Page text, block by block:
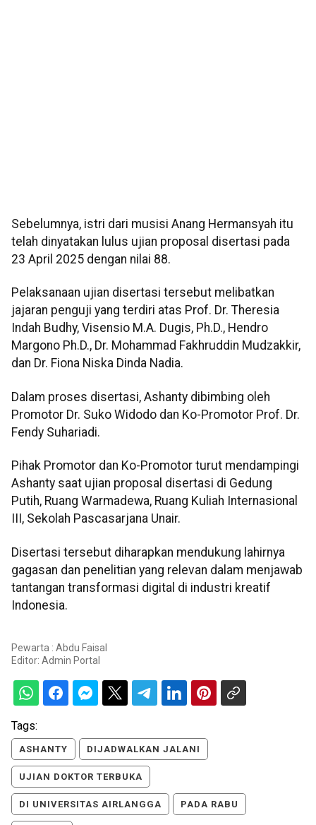
Sebelumnya, istri dari musisi Anang Hermansyah itu
telah dinyatakan lulus ujian proposal disertasi pada
23 April 2025 dengan nilai 88.
Pelaksanaan ujian disertasi tersebut melibatkan
jajaran penguji yang terdiri atas Prof. Dr. Theresia
Indah Budhy, Visensio M.A. Dugis, Ph.D., Hendro
Margono Ph.D., Dr. Mohammad Fakhruddin Mudzakkir,
dan Dr. Fiona Niska Dinda Nadia.
Dalam proses disertasi, Ashanty dibimbing oleh
Promotor Dr. Suko Widodo dan Ko-Promotor Prof. Dr.
Fendy Suhariadi.
Pihak Promotor dan Ko-Promotor turut mendampingi
Ashanty saat ujian proposal disertasi di Gedung
Putih, Ruang Warmadewa, Ruang Kuliah Internasional
III, Sekolah Pascasarjana Unair.
Disertasi tersebut diharapkan mendukung lahirnya
gagasan dan penelitian yang relevan dalam menjawab
tantangan transformasi digital di industri kreatif
Indonesia.
Pewarta : Abdu Faisal
Editor: Admin Portal
Tags:
ASHANTY DIJADWALKAN JALANI
UJIAN DOKTOR TERBUKA
DI UNIVERSITAS AIRLANGGA PADA RABU